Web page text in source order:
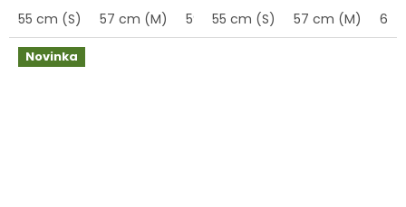
5
hvězdiček.
55 cm (S) 57 cm (M) 59 cm (L) 61 cm (XL)
55 cm (S) 57 cm (M) 61
Novinka